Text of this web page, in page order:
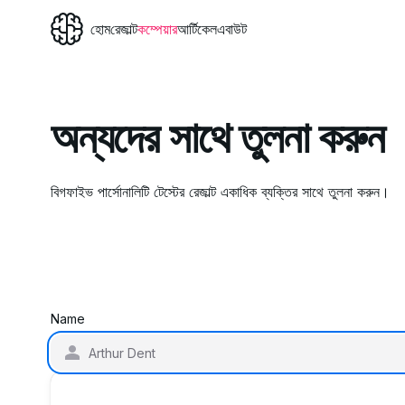
হোমরেজাল্টকম্পেয়ারআর্টিকেলএবাউট
অন্যদের সাথে তুলনা করুন
বিগফাইভ পার্সোনালিটি টেস্টের রেজাল্ট একাধিক ব্যক্তির সাথে তুলনা করুন।
Name